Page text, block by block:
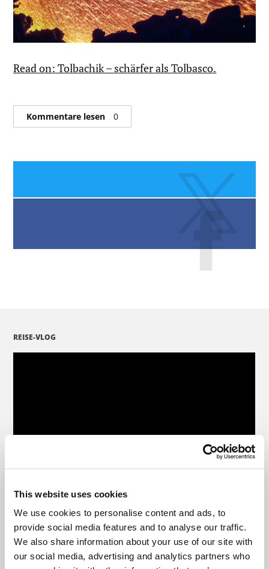
This website uses cookies
We use cookies to personalise content and ads, to
provide social media features and to analyse our traffic.
We also share information about your use of our site with
our social media, advertising and analytics partners who
Read on: Tolbachik – schärfer als Tolbasco.
Kommentare lesen 0
REISE-VLOG